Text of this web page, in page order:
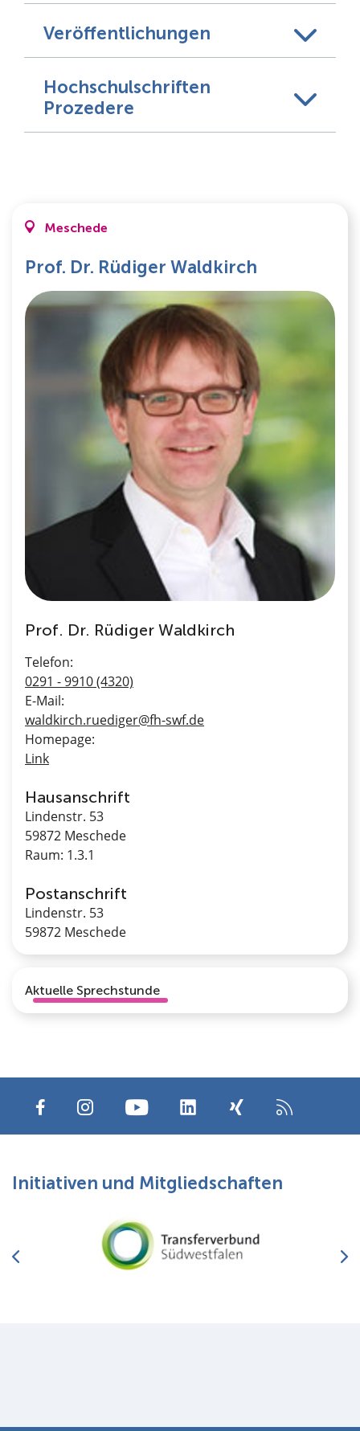
Veröffentlichungen
Hochschulschriften
Prozedere
Meschede
Prof. Dr. Rüdiger Waldkirch
Prof. Dr. Rüdiger Waldkirch
Telefon:
0291 - 9910 (4320)
E-Mail:
waldkirch.ruediger@fh-swf.de
Homepage:
Link
Hausanschrift
Lindenstr. 53
59872 Meschede
Raum: 1.3.1
Postanschrift
Lindenstr. 53
59872 Meschede
Aktuelle Sprechstunde
Initiativen und Mitgliedschaften